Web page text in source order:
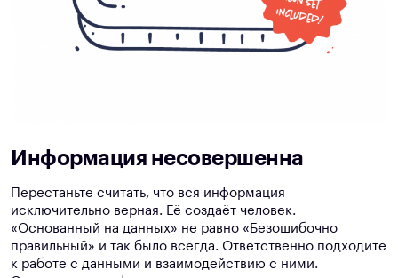
Информация несовершенна
Перестаньте считать, что вся информация
исключительно верная. Её создаёт человек.
«Основанный на данных» не равно «Безошибочно
правильный» и так было всегда. Ответственно подходите
к работе с данными и взаимодействию с ними.